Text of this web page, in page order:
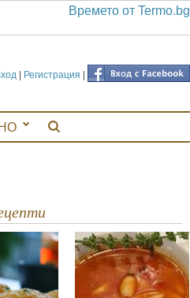
Времето от Termo.bg
| Регистрация |